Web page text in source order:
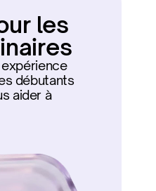
les
débutants
aider à